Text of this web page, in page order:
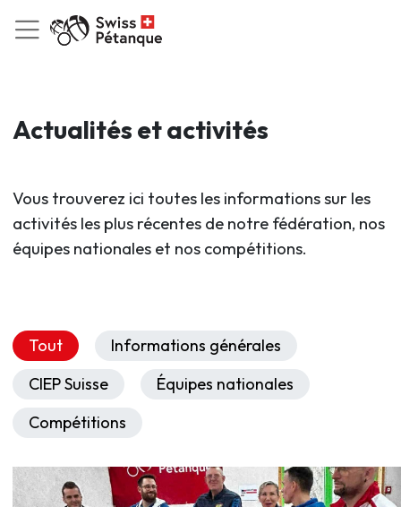
Actualités et activités
Vous trouverez ici toutes les informations sur les
activités les plus récentes de notre fédération, nos
équipes nationales et nos compétitions.
Tout
Informations générales
CIEP Suisse
Équipes nationales
Compétitions